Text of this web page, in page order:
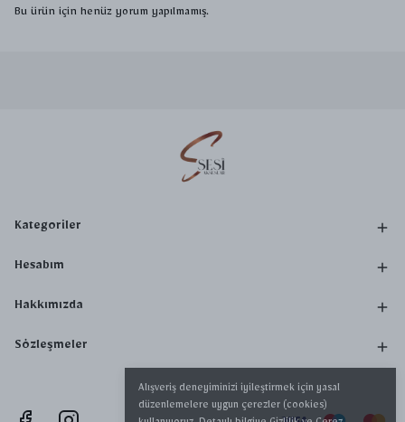
Alışveriş deneyiminizi iyileştirmek için yasal
düzenlemelere uygun çerezler (cookies)
Bu ürün için henüz yorum yapılmamış.
Kategoriler
Hesabım
Hakkımızda
Sözleşmeler